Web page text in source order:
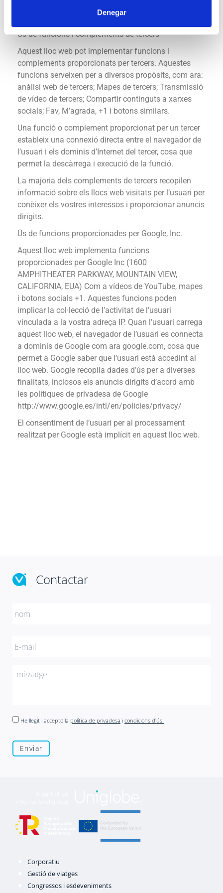
Denegar
Ús de funcions i complements de tercers
Aquest lloc web pot implementar funcions i
complements proporcionats per tercers. Aquestes
funcions serveixen per a diversos propòsits, com ara:
anàlisi web de tercers; Mapes de tercers; Transmissió
de vídeo de tercers; Compartir continguts a xarxes
socials; Fav, M’agrada, +1 i botons similars.
Una funció o complement proporcionat per un tercer
estableix una connexió directa entre el navegador de
l’usuari i els dominis d’Internet del tercer, cosa que
permet la descàrrega i execució de la funció.
La majoria dels complements de tercers recopilen
informació sobre els llocs web visitats per l’usuari per
conèixer els vostres interessos i proporcionar anuncis
dirigits.
Ús de funcions proporcionades per Google, Inc.
Aquest lloc web implementa funcions
proporcionades per Google Inc (1600
AMPHITHEATER PARKWAY, MOUNTAIN VIEW,
CALIFORNIA, EUA) Com a vídeos de YouTube, mapes
i botons socials +1. Aquestes funcions poden
implicar la col·lecció de l’activitat de l’usuari
vinculada a la vostra adreça IP. Quan l’usuari carrega
aquest lloc web, el navegador de l’usuari es connecta
a dominis de Google com ara google.com, cosa que
permet a Google saber que l’usuari està accedint al
lloc web. Google recopila dades d’ús per a diverses
finalitats, inclosos els anuncis dirigits d’acord amb
les polítiques de privadesa de Google
http://www.google.es/intl/en/policies/privacy/
El consentiment de l’usuari per al processament
realitzat per Google està implícit en aquest lloc web.
Contactar
He llegit i accepto la política de privadesa i condicions d'ús.
Corporatiu
Gestió de viatges
Congressos i esdeveniments